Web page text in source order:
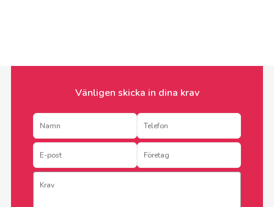
Vänligen skicka in dina krav